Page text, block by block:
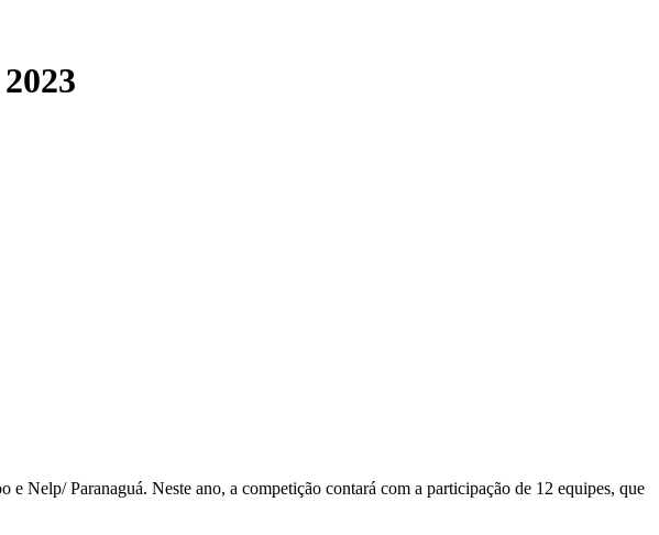
Nelp/ Paranaguá. Neste ano, a competição contará com a participação de 12 equipes, que